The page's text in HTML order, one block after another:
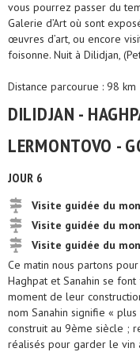
vous pourrez passer du
Galerie d’Art où sont
œuvres d’art, ou encore
foisonne. Nuit à Dilidjan,
Distance parcourue : 98 km
DILIDJAN -
LERMONTOVO -
JOUR 6
Visite guidée du
Visite guidée du
Visite guidée du
Ce matin nous partons
Haghpat et Sanahin se font
moment de leur
nom Sanahin signifie «
construit au 9ème siècle ;
réalisés pour garder le vin